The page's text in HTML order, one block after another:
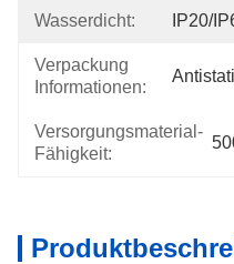
Wasserdicht: IP20/
Verpackung
Informationen:
Versorgungsmaterial-
Fähigkeit: